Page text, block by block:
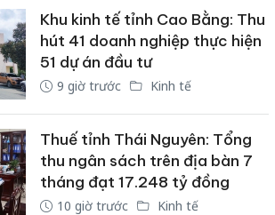
Khu kinh tế tỉnh Cao Bằng: Thu
hút 41 doanh nghiệp thực hiện
51 dự án đầu tư
9 giờ trước Kinh tế
Thuế tỉnh Thái Nguyên: Tổng
thu ngân sách trên địa bàn 7
tháng đạt 17.248 tỷ đồng
10 giờ trước Kinh tế